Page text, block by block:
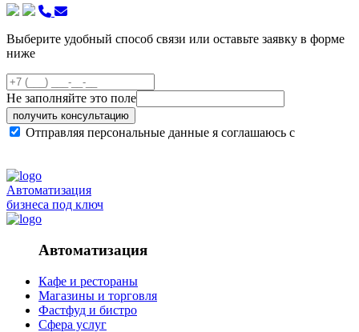
Выберите удобный способ связи или оставьте заявку в форме
ниже
Не заполняйте это поле
получить консультацию
Отправляя персональные данные я соглашаюсь с
Автоматизация
бизнеса под ключ
Автоматизация
Кафе и рестораны
Магазины и торговля
Фастфуд и бистро
Сфера услуг